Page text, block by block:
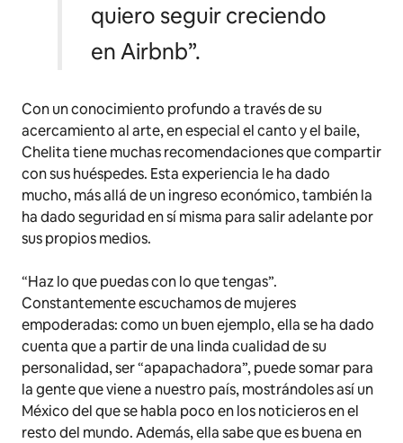
quiero seguir creciendo
en Airbnb”.
Con un conocimiento profundo a través de su
acercamiento al arte, en especial el canto y el baile,
Chelita tiene muchas recomendaciones que compartir
con sus huéspedes. Esta experiencia le ha dado
mucho, más allá de un ingreso económico, también la
ha dado seguridad en sí misma para salir adelante por
sus propios medios.
“Haz lo que puedas con lo que tengas”.
Constantemente escuchamos de mujeres
empoderadas: como un buen ejemplo, ella se ha dado
cuenta que a partir de una linda cualidad de su
personalidad, ser “apapachadora”, puede somar para
la gente que viene a nuestro país, mostrándoles así un
México del que se habla poco en los noticieros en el
resto del mundo. Además, ella sabe que es buena en